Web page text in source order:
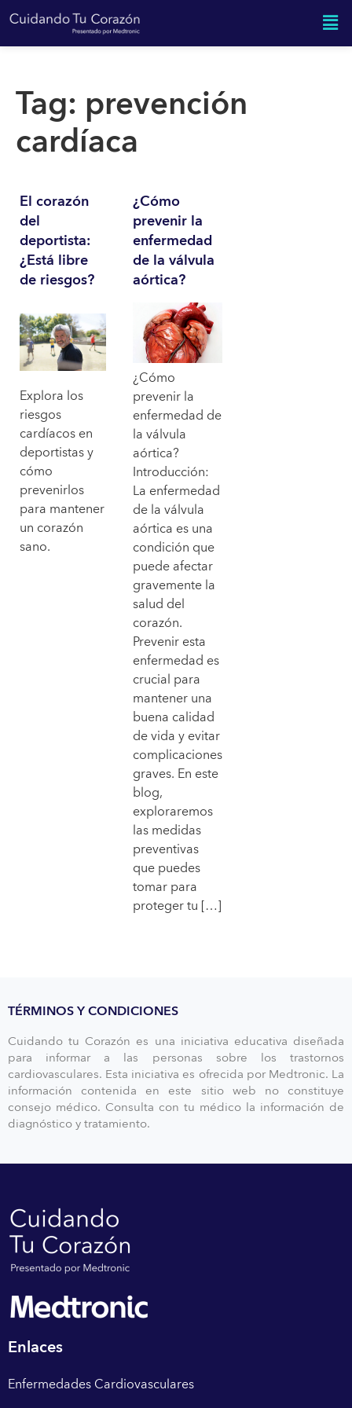
Tag: prevención
cardíaca
El corazón
del
deportista:
¿Está libre
de riesgos?
Explora los
riesgos
cardíacos en
deportistas y
cómo
prevenirlos
para mantener
un corazón
sano.
¿Cómo
prevenir la
enfermedad
de la válvula
aórtica?
¿Cómo
prevenir la
enfermedad de
la válvula
aórtica?
Introducción:
La enfermedad
de la válvula
aórtica es una
condición que
puede afectar
gravemente la
salud del
corazón.
Prevenir esta
enfermedad es
crucial para
mantener una
buena calidad
de vida y evitar
complicaciones
graves. En este
blog,
exploraremos
las medidas
preventivas
que puedes
tomar para
proteger tu […]
TÉRMINOS Y CONDICIONES
Cuidando tu Corazón es una iniciativa educativa diseñada
para informar a las personas sobre los trastornos
cardiovasculares. Esta iniciativa es ofrecida por Medtronic. La
información contenida en este sitio web no constituye
consejo médico. Consulta con tu médico la información de
diagnóstico y tratamiento.
Enlaces
Enfermedades Cardiovasculares